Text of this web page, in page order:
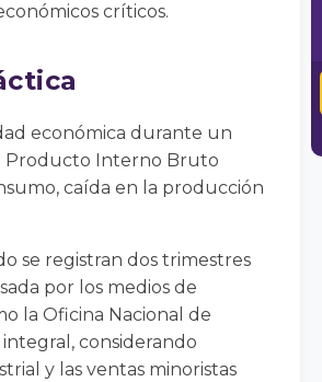
críticos.
económica durante un
Producto Interno Bruto
caída en la producción
se registran dos trimestres
por los medios de
la Oficina Nacional de
considerando
y las ventas minoristas